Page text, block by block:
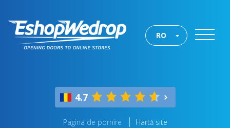
RO
4.7
Pagina de pornire Hartă site